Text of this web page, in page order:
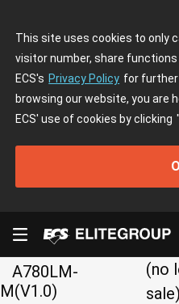
This site uses cookies to only
visitor number, share
ECS's Privacy Policy for further
browsing our website, you are
ECS' use of cookies by clicking
A780LM-
M(V1.0)
(no
sale)